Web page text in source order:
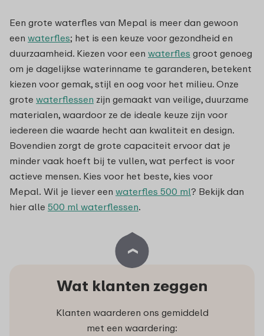
Een grote waterfles van Mepal is meer dan gewoon
een waterfles; het is een keuze voor gezondheid en
duurzaamheid. Kiezen voor een waterfles groot genoeg
om je dagelijkse waterinname te garanderen, betekent
kiezen voor gemak, stijl en oog voor het milieu. Onze
grote waterflessen zijn gemaakt van veilige, duurzame
materialen, waardoor ze de ideale keuze zijn voor
iedereen die waarde hecht aan kwaliteit en design.
Bovendien zorgt de grote capaciteit ervoor dat je
minder vaak hoeft bij te vullen, wat perfect is voor
actieve mensen. Kies voor het beste, kies voor
Mepal. Wil je liever een waterfles 500 ml? Bekijk dan
hier alle 500 ml waterflessen.
Wat klanten zeggen
Klanten waarderen ons gemiddeld
met een waardering: